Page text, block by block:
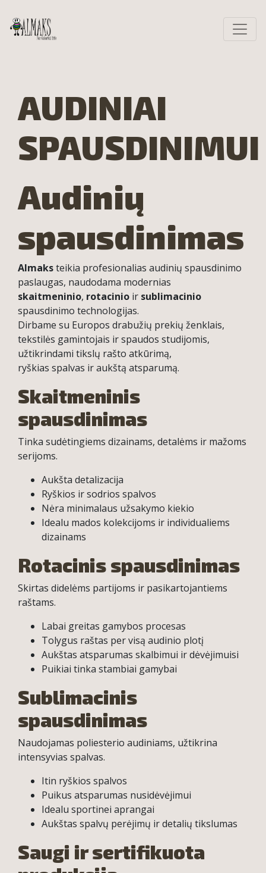
AUDINIAI
SPAUSDINIMUI
Audinių
spausdinimas
Almaksteikia profesionalias audinių spausdinimo
paslaugas, naudodama modernias
skaitmeninio, rotacinio ir sublimacinio
spausdinimo technologijas.
Dirbame su Europos drabužių prekių ženklais,
tekstilės gamintojais ir spaudos studijomis,
užtikrindami tikslų rašto atkūrimą,
ryškias spalvas ir aukštą atsparumą.
Skaitmeninis
spausdinimas
Tinka sudėtingiems dizainams, detalėms ir mažoms
serijoms.
Aukšta detalizacija
Ryškios ir sodrios spalvos
Nėra minimalaus užsakymo kiekio
Idealu mados kolekcijoms ir individualiems
dizainams
Rotacinis spausdinimas
Skirtas didelėms partijoms ir pasikartojantiems
raštams.
Labai greitas gamybos procesas
Tolygus raštas per visą audinio plotį
Aukštas atsparumas skalbimui ir dėvėjimuisi
Puikiai tinka stambiai gamybai
Sublimacinis
spausdinimas
Naudojamas poliesterio audiniams, užtikrina
intensyvias spalvas.
Itin ryškios spalvos
Puikus atsparumas nusidėvėjimui
Idealu sportinei aprangai
Aukštas spalvų perėjimų ir detalių tikslumas
Saugi ir sertifikuota